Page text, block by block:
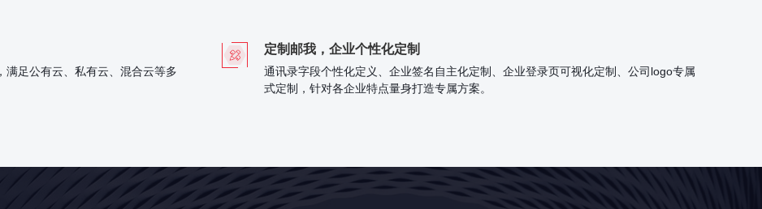
足公有云、私有云、混合云等多
定制邮我，企业个性化定制
通讯录字段个性化定义、企业签名自主化定制、企业登录页可视化定制、公司logo专属
式定制，针对各企业特点量身打造专属方案。